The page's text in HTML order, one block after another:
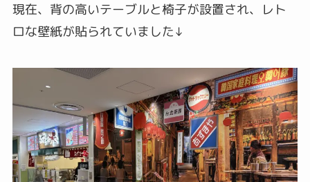
現在、背の高いテーブルと椅子が設置され、レト
ロな壁紙が貼られていました↓